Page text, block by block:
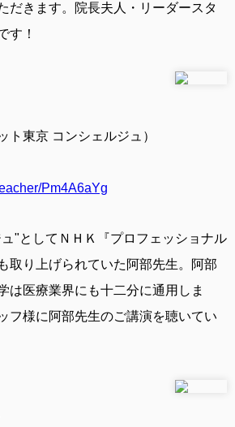
だきます。院長夫人・リーダースタ
す！
ト東京 コンシェルジュ）
Pm4A6aYg
"としてＮＨＫ『プロフェッショナル
取り上げられていた阿部先生。阿部
は医療業界にも十二分に通用しま
フ様に阿部先生のご講演を聴いてい